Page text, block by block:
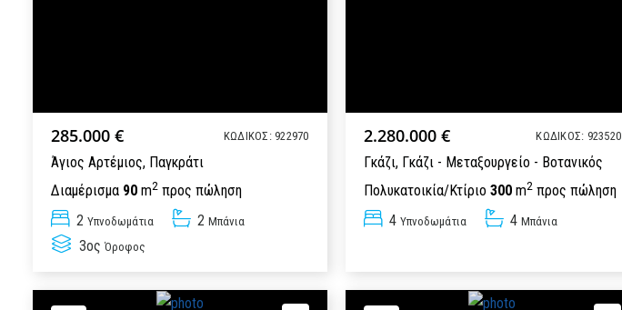
285.000 € ΚΩΔΙΚΟΣ: 922970
Άγιος Αρτέμιος, Παγκράτι
Διαμέρισμα 90 m2 προς πώληση
2 Υπνοδωμάτια 2 Μπάνια
3ος Όροφος
2.280.000 € ΚΩΔΙΚΟΣ: 923520
Γκάζι, Γκάζι - Μεταξουργείο - Βοτανικός
Πολυκατοικία/Κτίριο 300m2προς πώληση
4 Υπνοδωμάτια 4 Μπάνια